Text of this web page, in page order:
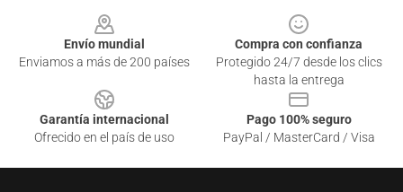
Envío mundial
Enviamos a más de 200 países
Compra con confianza
Protegido 24/7 desde los clics
hasta la entrega
Garantía internacional
Ofrecido en el país de uso
Pago 100% seguro
PayPal / MasterCard / Visa